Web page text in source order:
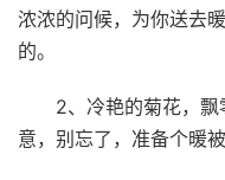
浓浓的问候，为你送去
的。
2、冷艳的菊花，
意，别忘了，准备个暖